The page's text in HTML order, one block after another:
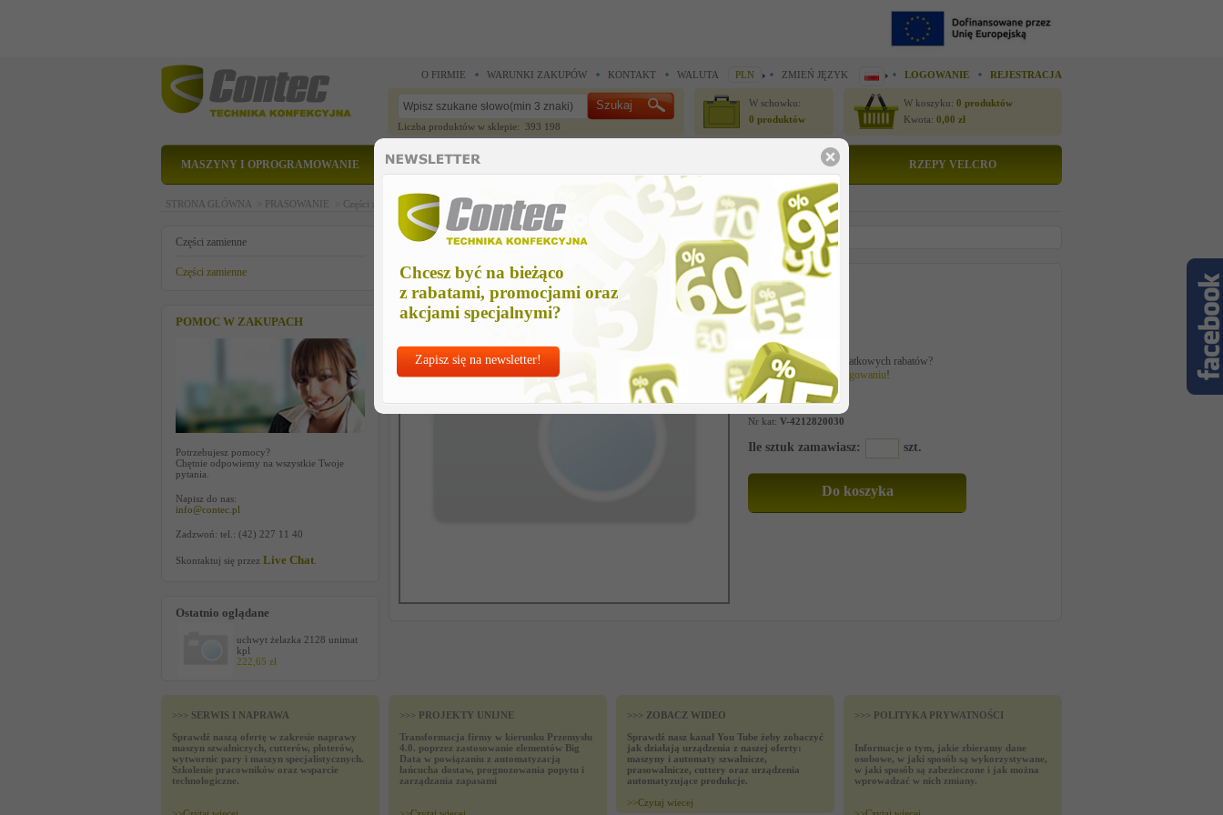
Chcesz być na bieżąco
z rabatami, promocjami oraz
akcjami specjalnymi?
Zapisz się na newsletter!
O FIRMIE WARUNKI ZAKUPÓW KONTAKT WALUTA PLN ZMIEŃ JĘZYK LOGOWANIE REJESTRACJA
Liczba produktów w sklepie: 393 198
W schowku:
0 produktów
W koszyku: 0 produktów
Kwota: 0,00 zł
MASZYNY I OPROGRAMOWANIE CZĘŚCI ZAMIENNE RZEPY VELCRO
STRONA GŁÓWNA > PRASOWANIE > Części zamienne >Części zamienne > uchwyt żelazka 2128 unimat kpl
Części zamienne
Części zamienne
POMOC W ZAKUPACH
Potrzebujesz pomocy?
Chętnie odpowiemy na wszystkie Twoje
pytania.
Napisz do nas:
info@contec.pl
Zadzwoń: tel.: (42) 227 11 40
Skontaktuj się przez Live Chat
Ostatnio oglądane
uchwyt żelazka 2128 unimat
kpl
222,65 zł
uchwyt żelazka 2128 unimat kpl
Cena netto
222,65 zł
Chcesz korzystać z dodatkowych rabatów?
Najlepszeceny pozalogowaniu!
Nr kat: V-4212820030
Ile sztuk zamawiasz: szt.
>>> SERWIS I NAPRAWA
Sprawdź naszą ofertę w zakresie naprawy
maszyn szwalniczych, cutterów, ploterów,
wytwornic pary i maszyn specjalistycznych.
Szkolenie pracowników oraz wsparcie
technologiczne.
>>> PROJEKTY UNIJNE
Transformacja firmy w kierunku Przemysłu
4.0. poprzez zastosowanie elementów Big
Data w powiązaniu z automatyzacją
łańcucha dostaw, prognozowania popytu i
zarządzania zapasami
>>> ZOBACZ WIDEO
Sprawdź nasz kanał You Tube żeby zobaczyć
jak działają urządzenia z naszej oferty:
maszyny i automaty szwalnicze,
prasowalnicze, cuttery oraz urządzenia
automatyzujące produkcje.
>>Czytaj wiecej
>>> POLITYKA PRYWATNOŚCI
Informacje o tym, jakie zbieramy dane
osobowe, w jaki sposób są wykorzystywane,
w jaki sposób są zabezieczone i jak można
wprowadzać w nich zmiany.